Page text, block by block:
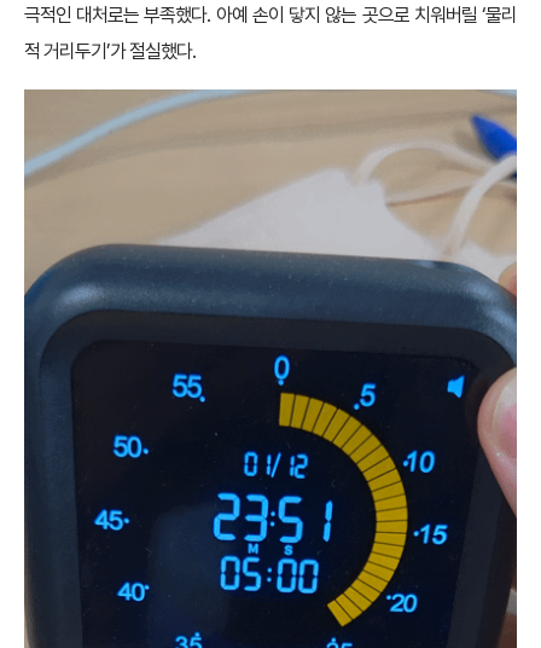
극적인 대처로는 부족했다. 아예 손이 닿지 않는 곳으로 치워버릴 ‘물리
적 거리두기’가 절실했다.